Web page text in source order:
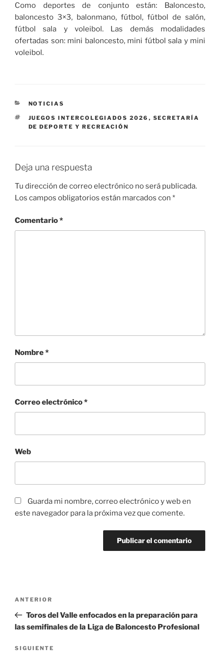
Como deportes de conjunto están: Baloncesto,
baloncesto 3×3, balonmano, fútbol, fútbol de salón,
fútbol sala y voleibol. Las demás modalidades
ofertadas son: mini baloncesto, mini fútbol sala y mini
voleibol.
CATEGORÍAS
NOTICIAS
ETIQUETAS
JUEGOS INTERCOLEGIADOS 2026 , SECRETARÍA
DE DEPORTE Y RECREACIÓN
Deja una respuesta
Tu dirección de correo electrónico no será publicada.
Los campos obligatorios están marcados con *
Comentario*
Nombre*
Correo electrónico*
Web
Guarda mi nombre, correo electrónico y web en
este navegador para la próxima vez que comente.
entradas
Entrada
anterior:
ANTERIOR
Toros del Valle enfocados en la preparación para
las semifinales de la Liga de Baloncesto Profesional
Siguiente
SIGUIENTE